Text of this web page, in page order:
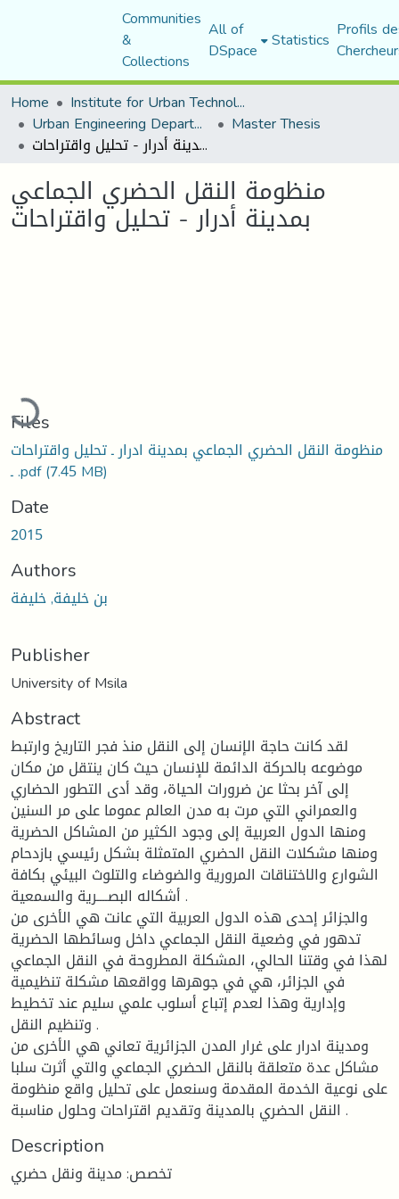
Communities
&
Collections
All of
DSpace Statistics Profils
Home
Institute for Urban Technology Management
Urban Engineering Department Master Thesis
منظومة النقل الحضري الجماعي بمدينة أدرار - تحليل واقتراحات
منظومة النقل الحضري الجماعي
بمدينة أدرار - تحليل واقتراحات
Loading...
Files
منظومة النقل الحضري الجماعي بمدينة ادرار ـ تحليل واقتراحات
ـ .pdf(7.45 MB)
Date
2015
Authors
بن خليفة, خليفة
Publisher
University of Msila
Abstract
لقد كانت حاجة الإنسان إلى النقل منذ فجر التاريخ وارتبط
موضوعه بالحركة الدائمة للإنسان حيث كان ينتقل من مكان
إلى آخر بحثا عن ضرورات الحياة، وقد أدى التطور الحضاري
والعمراني التي مرت به مدن العالم عموما على مر السنين
ومنها الدول العربية إلى وجود الكثير من المشاكل الحضرية
ومنها مشكلات النقل الحضري المتمثلة بشكل رئيسي بازدحام
الشوارع والاختناقات المرورية والضوضاء والتلوث البيئي بكافة
أشكاله البصــــرية والسمعية .
والجزائر إحدى هذه الدول العربية التي عانت هي الأخرى من
تدهور في وضعية النقل الجماعي داخل وسائطها الحضرية
لهذا في وقتنا الحالي، المشكلة المطروحة في النقل الجماعي
في الجزائر، هي في جوهرها وواقعها مشكلة تنظيمية
وإدارية وهذا لعدم إتباع أسلوب علمي سليم عند تخطيط
وتنظيم النقل .
ومدينة ادرار على غرار المدن الجزائرية تعاني هي الأخرى من
مشاكل عدة متعلقة بالنقل الحضري الجماعي والتي أثرت سلبا
على نوعية الخدمة المقدمة وسنعمل على تحليل واقع منظومة
النقل الحضري بالمدينة وتقديم اقتراحات وحلول مناسبة .
Description
تخصص: مدينة ونقل حضري